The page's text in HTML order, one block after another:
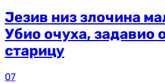
Језив низ злочина
Убио очуха, задавио
старицу
07